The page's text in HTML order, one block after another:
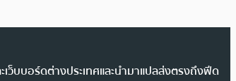
ว็บบอร์ดต่างประเทศและนำมาแปลส่งตรงถึงฟีด